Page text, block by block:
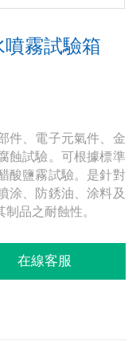
霧試驗箱
件、電子元氣件、金
蝕試驗。可根據標準
酸鹽霧試驗。是針對
涂、防銹油、涂料及
品之耐蝕性。
在線客服